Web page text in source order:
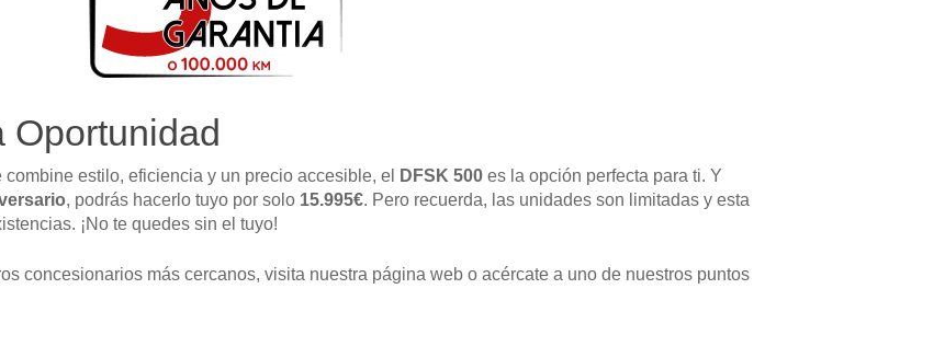
Oportunidad
estilo, eficiencia y un precio accesible, el DFSK 500 es la opción perfecta para ti. Y
, podrás hacerlo tuyo por solo 15.995€. Pero recuerda, las unidades son limitadas y esta
¡No te quedes sin el tuyo!
concesionarios más cercanos, visita nuestra página web o acércate a uno de nuestros puntos